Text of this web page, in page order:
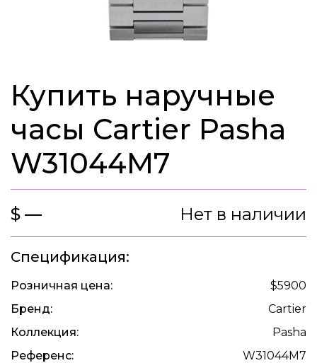
Купить наручные
часы Cartier Pasha
W31044M7
$ — Нет в наличии
Спецификация:
Розничная цена:
$5900
Бренд:
Cartier
Коллекция:
Pasha
Референс:
W31044M7